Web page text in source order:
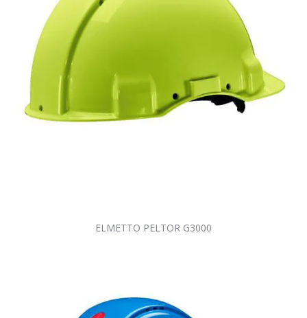
ELMETTO PELTOR G3000